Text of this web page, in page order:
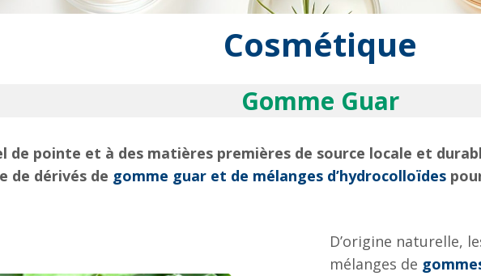
Cosmétique
Gomme Guar
de pointe et à des matières premières de source locale et
de dérivés de gomme guar et de mélanges d’hydrocolloïdes
D’origine naturelle,
mélanges de